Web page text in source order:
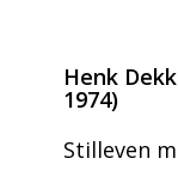
Henk
1974)
Stilleven